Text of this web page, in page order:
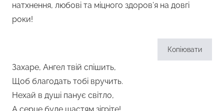
натхнення, любові та міцного здоров’я на довгі
роки!
Копіювати
Захаре, Ангел твій спішить,
Щоб благодать тобі вручить.
Нехай в душі панує світло,